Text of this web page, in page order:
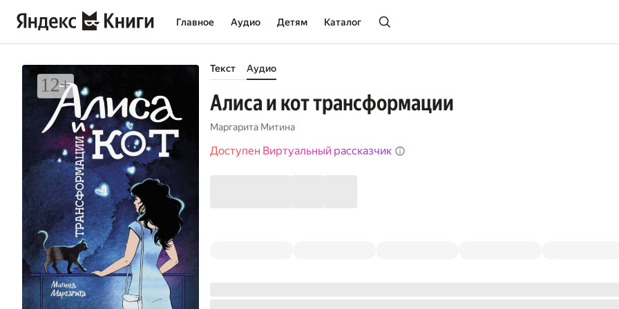
Главное Аудио Детям Каталог
Текст Аудио
Алиса и кот трансформации
Маргарита Митина
Доступен Виртуальный рассказчик